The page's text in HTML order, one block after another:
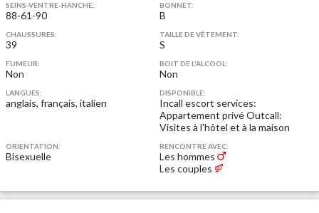
SEINS-VENTRE-HANCHE:
88-61-90
BONNET:
B
CHAUSSURES:
39
TAILLE DE VÊTEMENT:
S
FUMEUR:
Non
BOIT DE L'ALCOOL:
Non
LANGUES:
anglais, français, italien
DISPONIBLE:
Incall escort services:
Appartement privéOutcall:
Visites à l'hôtel et à la maison
ORIENTATION:
Bisexuelle
RENCONTRE AVEC:
Les hommes
Les couples